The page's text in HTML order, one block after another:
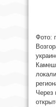
Фото:
Через